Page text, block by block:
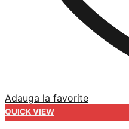
Adauga la favorite
QUICK VIEW